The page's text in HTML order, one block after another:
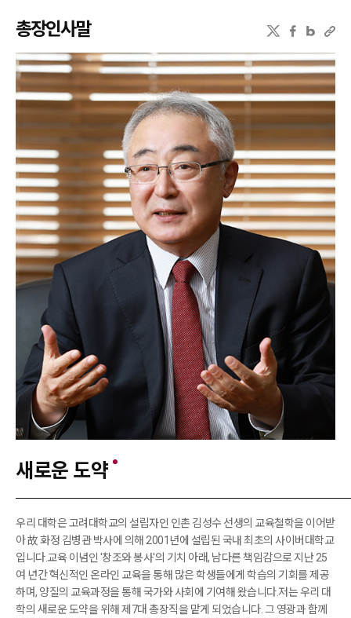
총장인사말
새로운 도약
우리 대학은 고려대학교의 설립자인 인촌 김성수 선생의 교육철학을 이어받
아 故 화정 김병관 박사에 의해 2001년에 설립된 국내 최초의 사이버대학교
입니다.교육 이념인 '창조와 봉사'의 기치 아래, 남다른 책임감으로 지난 25
여 년간 혁신적인 온라인 교육을 통해 많은 학생들에게 학습의 기회를 제공
하며, 양질의 교육과정을 통해 국가와 사회에 기여해 왔습니다.저는 우리 대
학의 새로운 도약을 위해 제7대 총장직을 맡게 되었습니다. 그 영광과 함께